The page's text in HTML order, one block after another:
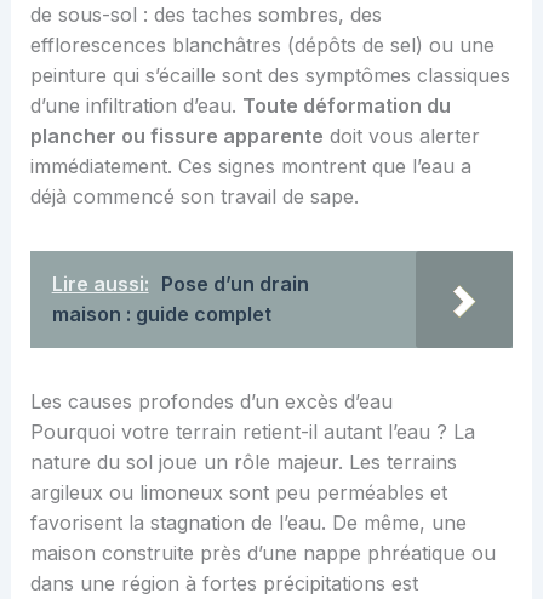
de sous-sol : des taches sombres, des
efflorescences blanchâtres (dépôts de sel) ou une
peinture qui s’écaille sont des symptômes classiques
d’une infiltration d’eau. Toute déformation du
plancher ou fissure apparente doit vous alerter
immédiatement. Ces signes montrent que l’eau a
déjà commencé son travail de sape.
Lire aussi: Pose d’un drain
maison : guide complet
Les causes profondes d’un excès d’eau
Pourquoi votre terrain retient-il autant l’eau ? La
nature du sol joue un rôle majeur. Les terrains
argileux ou limoneux sont peu perméables et
favorisent la stagnation de l’eau. De même, une
maison construite près d’une nappe phréatique ou
dans une région à fortes précipitations est